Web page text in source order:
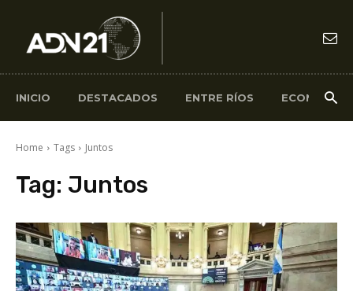
INICIO DESTACADOS ENTRE RÍOS ECONOMÍA
Home Tags Juntos
Tag: Juntos